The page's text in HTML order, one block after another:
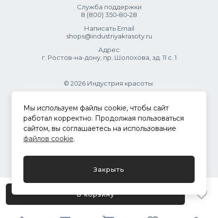
В корзину
Служба поддержки
8 (800) 350‑80‑28
Написать Email
shops@industriyakrasoty.ru
Адрес
г. Ростов-на-дону, пр. Шолохова, зд. 11 с. 1
© 2026 Индустрия красоты.
.
Политика конфиденциальности
Мы используем файлы cookie, чтобы сайт
работал корректно. Продолжая пользоваться
сайтом, вы соглашаетесь на использование
файлов cookie.
Закрыть